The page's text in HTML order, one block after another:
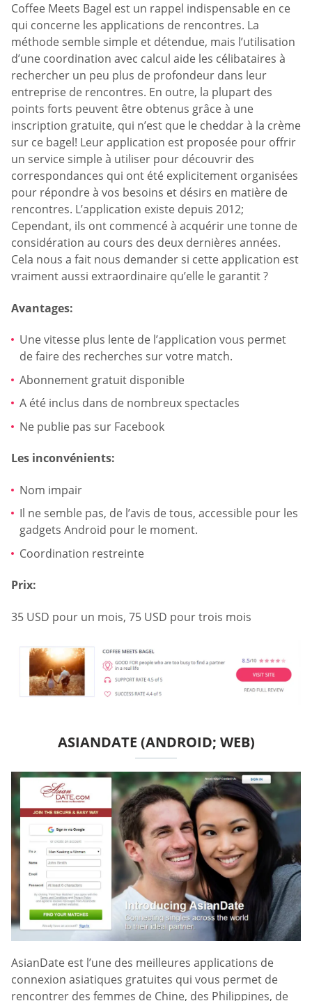
Coffee Meets Bagel est un rappel indispensable en ce
qui concerne les applications de rencontres. La
méthode semble simple et détendue, mais l’utilisation
d’une coordination avec calcul aide les célibataires à
rechercher un peu plus de profondeur dans leur
entreprise de rencontres. En outre, la plupart des
points forts peuvent être obtenus grâce à une
inscription gratuite, qui n’est que le cheddar à la crème
sur ce bagel! Leur application est proposée pour offrir
un service simple à utiliser pour découvrir des
correspondances qui ont été explicitement organisées
pour répondre à vos besoins et désirs en matière de
rencontres. L’application existe depuis 2012;
Cependant, ils ont commencé à acquérir une tonne de
considération au cours des deux dernières années.
Cela nous a fait nous demander si cette application est
vraiment aussi extraordinaire qu’elle le garantit ?
Avantages:
Une vitesse plus lente de l’application vous permet
de faire des recherches sur votre match.
Abonnement gratuit disponible
A été inclus dans de nombreux spectacles
Ne publie pas sur Facebook
Les inconvénients:
Nom impair
Il ne semble pas, de l’avis de tous, accessible pour les
gadgets Android pour le moment.
Coordination restreinte
Prix:
35 USD pour un mois, 75 USD pour trois mois
ASIANDATE (ANDROID; WEB)
AsianDate est l’une des meilleures applications de
connexion asiatiques gratuites qui vous permet de
rencontrer des femmes de Chine, des Philippines, de